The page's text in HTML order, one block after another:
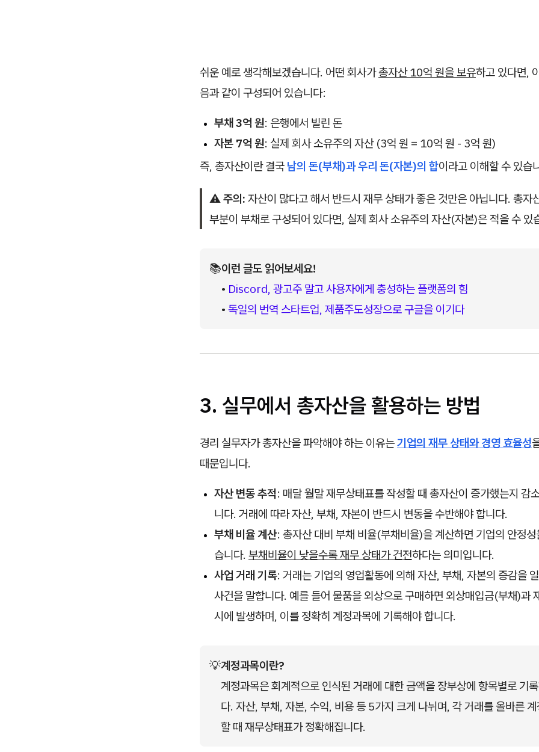
쉬운 예로 생각해보겠습니다. 어떤 회사가총자산 10억 원을 보유하고 있다면,
음과 같이 구성되어 있습니다:
부채 3억 원: 은행에서 빌린 돈
자본 7억 원: 실제 회사 소유주의 자산 (3억 원 = 10억 원 - 3억 원)
즉, 총자산이란 결국 남의 돈(부채)과 우리 돈(자본)의 합이라고 이해할 수 있습
⚠️ 주의: 자산이 많다고 해서 반드시 재무 상태가 좋은 것만은 아닙니다. 총자
부분이 부채로 구성되어 있다면, 실제 회사 소유주의 자산(자본)은 적을 수 있
📚이런 글도 읽어보세요!
• Discord, 광고주 말고 사용자에게 충성하는 플랫폼의 힘
• 독일의 번역 스타트업, 제품주도성장으로 구글을 이기다
3. 실무에서 총자산을 활용하는 방법
경리 실무자가 총자산을 파악해야 하는 이유는기업의 재무 상태와 경영 효율성
때문입니다.
자산 변동 추적: 매달 월말 재무상태표를 작성할 때 총자산이 증가했는지 감
니다. 거래에 따라 자산, 부채, 자본이 반드시 변동을 수반해야 합니다.
부채 비율 계산: 총자산 대비 부채 비율(부채비율)을 계산하면 기업의 안정성
습니다. 부채비율이 낮을수록 재무 상태가 건전하다는 의미입니다.
사업 거래 기록: 거래는 기업의 영업활동에 의해 자산, 부채, 자본의 증감을
사건을 말합니다. 예를 들어 물품을 외상으로 구매하면 외상매입금(부채)과
시에 발생하며, 이를 정확히 계정과목에 기록해야 합니다.
💡계정과목이란?
계정과목은 회계적으로 인식된 거래에 대한 금액을 장부상에 항목별로 기
다. 자산, 부채, 자본, 수익, 비용 등 5가지 크게 나뉘며, 각 거래를 올바른
할 때 재무상태표가 정확해집니다.